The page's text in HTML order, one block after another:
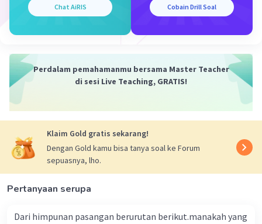
Chat AiRIS Cobain Drill Soal
Perdalam pemahamanmu bersama Master Teacher
di sesi Live Teaching, GRATIS!
Klaim Gold gratis sekarang!
Dengan Gold kamu bisa tanya soal ke Forum
sepuasnya, lho.
Pertanyaan serupa
Dari himpunan pasangan berurutan berikut.manakah yang